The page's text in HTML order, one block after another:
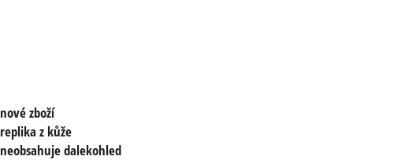
nové zboží
replika z kůže
neobsahuje dalekohled